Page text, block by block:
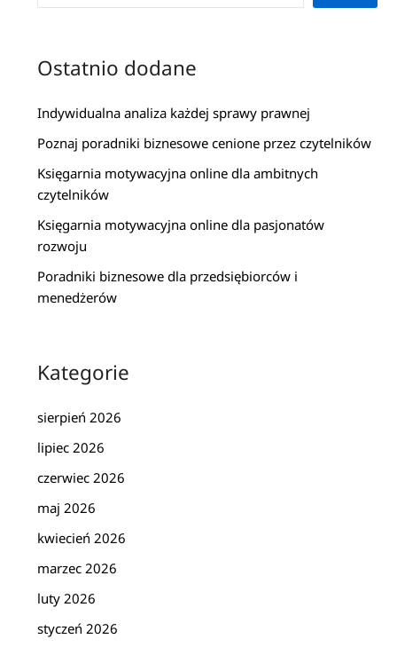
Ostatnio dodane
Indywidualna analiza każdej sprawy prawnej
Poznaj poradniki biznesowe cenione przez czytelników
Księgarnia motywacyjna online dla ambitnych
czytelników
Księgarnia motywacyjna online dla pasjonatów
rozwoju
Poradniki biznesowe dla przedsiębiorców i
menedżerów
Kategorie
sierpień 2026
lipiec 2026
czerwiec 2026
maj 2026
kwiecień 2026
marzec 2026
luty 2026
styczeń 2026